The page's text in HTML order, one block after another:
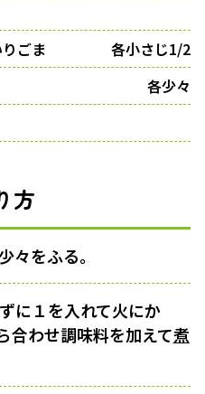
ごま
各小さじ1/2
各少々
方
々をふる。
に１を入れて火にか
合わせ調味料を加えて煮